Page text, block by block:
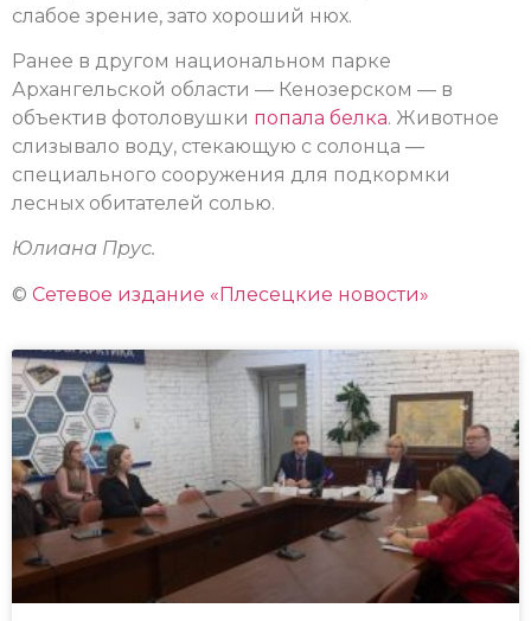
слабое зрение, зато хороший нюх.
Ранее в другом национальном парке
Архангельской области — Кенозерском — в
объектив фотоловушки попала белка. Животное
слизывало воду, стекающую с солонца —
специального сооружения для подкормки
лесных обитателей солью.
Юлиана Прус.
© Сетевое издание «Плесецкие новости»